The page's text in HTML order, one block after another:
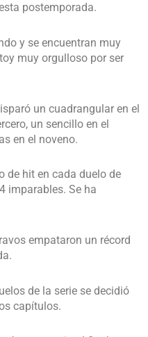
postemporada.
y se encuentran muy
muy orgulloso por ser
un cuadrangular en el
un sencillo en el
en el noveno.
de hit en cada duelo de
imparables. Se ha
empataron un récord
de la serie se decidió
capítulos.